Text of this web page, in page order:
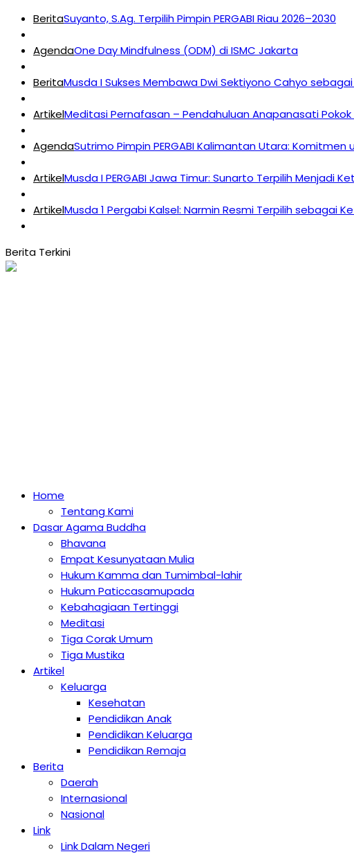
BeritaSuyanto, S.Ag. Terpilih Pimpin PERGABI Riau 2026–2030
AgendaOne Day Mindfulness (ODM) di ISMC Jakarta
BeritaMusda I Sukses Membawa Dwi Sektiyono Cahyo
ArtikelMeditasi Pernafasan – Pendahuluan Anapanasati
AgendaSutrimo Pimpin PERGABI Kalimantan Utara:
ArtikelMusda I PERGABI Jawa Timur: Sunarto Terpilih Menjadi
ArtikelMusda 1 Pergabi Kalsel: Narmin Resmi Terpilih sebagai
Home
Tentang Kami
Dasar Agama Buddha
Bhavana
Empat Kesunyataan Mulia
Hukum Kamma dan Tumimbal-lahir
Hukum Paticcasamupada
Kebahagiaan Tertinggi
Meditasi
Tiga Corak Umum
Tiga Mustika
Artikel
Keluarga
Kesehatan
Pendidikan Anak
Pendidikan Keluarga
Pendidikan Remaja
Berita
Daerah
Internasional
Nasional
Link
Link Dalam Negeri